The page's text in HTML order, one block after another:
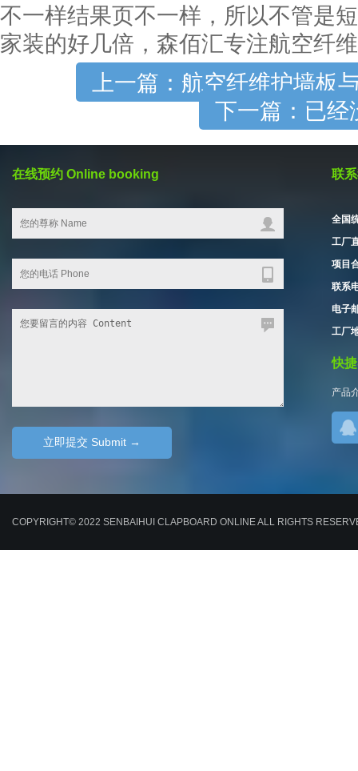
不一样结果页不一样，所以不管是
家装的好几倍，森佰汇专注航空纤
上一篇：航空纤维护墙板
下一篇：已经
在线预约 Online booking 联
全国
工厂
项目
联系
电子
工厂
快
产品
COPYRIGHT© 2022 SENBAIHUI CLAPBOARD ONLINE ALL RIGHTS